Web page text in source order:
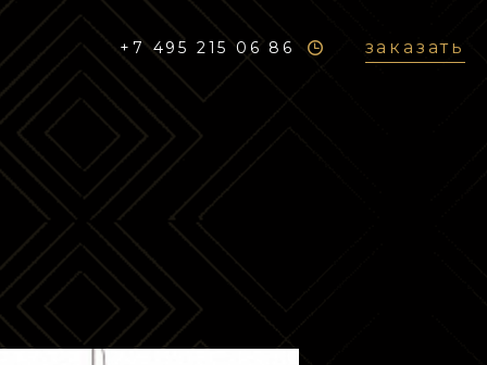
+7 495 215 06 86 заказать